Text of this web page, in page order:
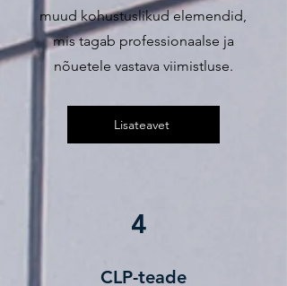
muud kohustuslikud elemendid,
mis tagab professionaalse ja
nõuetele vastava viimistluse.
Lisateavet
4
CLP-teade